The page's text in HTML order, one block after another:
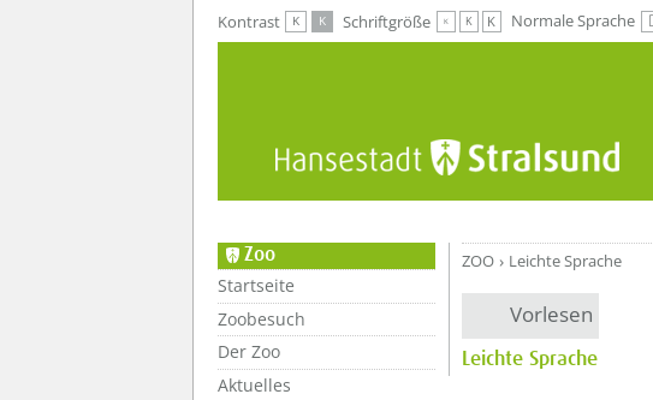
Kontrast K K Schriftgröße K K K Normale Sprache
Zoo
Startseite
Zoobesuch
Der Zoo
Aktuelles
ZOO Leichte Sprache
Vorlesen
Leichte Sprache